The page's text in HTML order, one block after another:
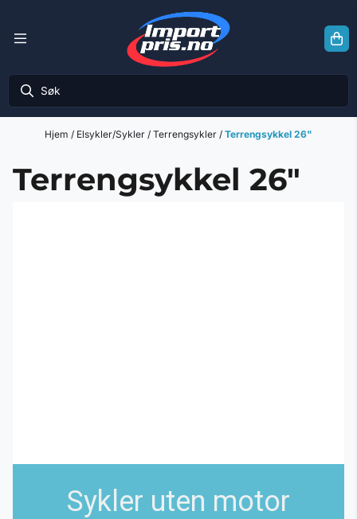
Hjem / Elsykler/Sykler / Terrengsykler / Terrengsykkel 26"
Terrengsykkel 26"
Sykler uten motor